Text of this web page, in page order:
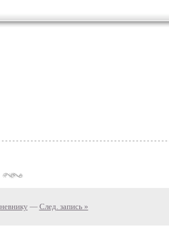
— След. запись »